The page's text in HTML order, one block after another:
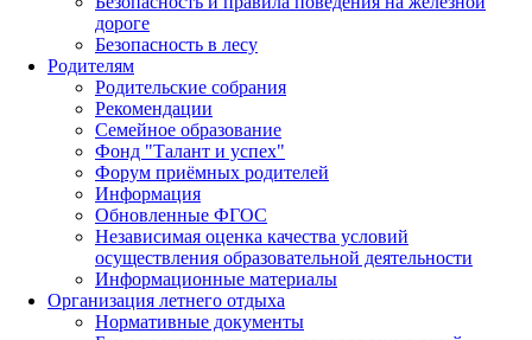
дороге
Безопасность в лесу
Родителям
Родительские собрания
Рекомендации
Семейное образование
Фонд "Талант и успех"
Форум приёмных родителей
Информация
Обновленные ФГОС
Независимая оценка качества условий
осуществления образовательной деятельности
Информационные материалы
Организация летнего отдыха
Нормативные документы